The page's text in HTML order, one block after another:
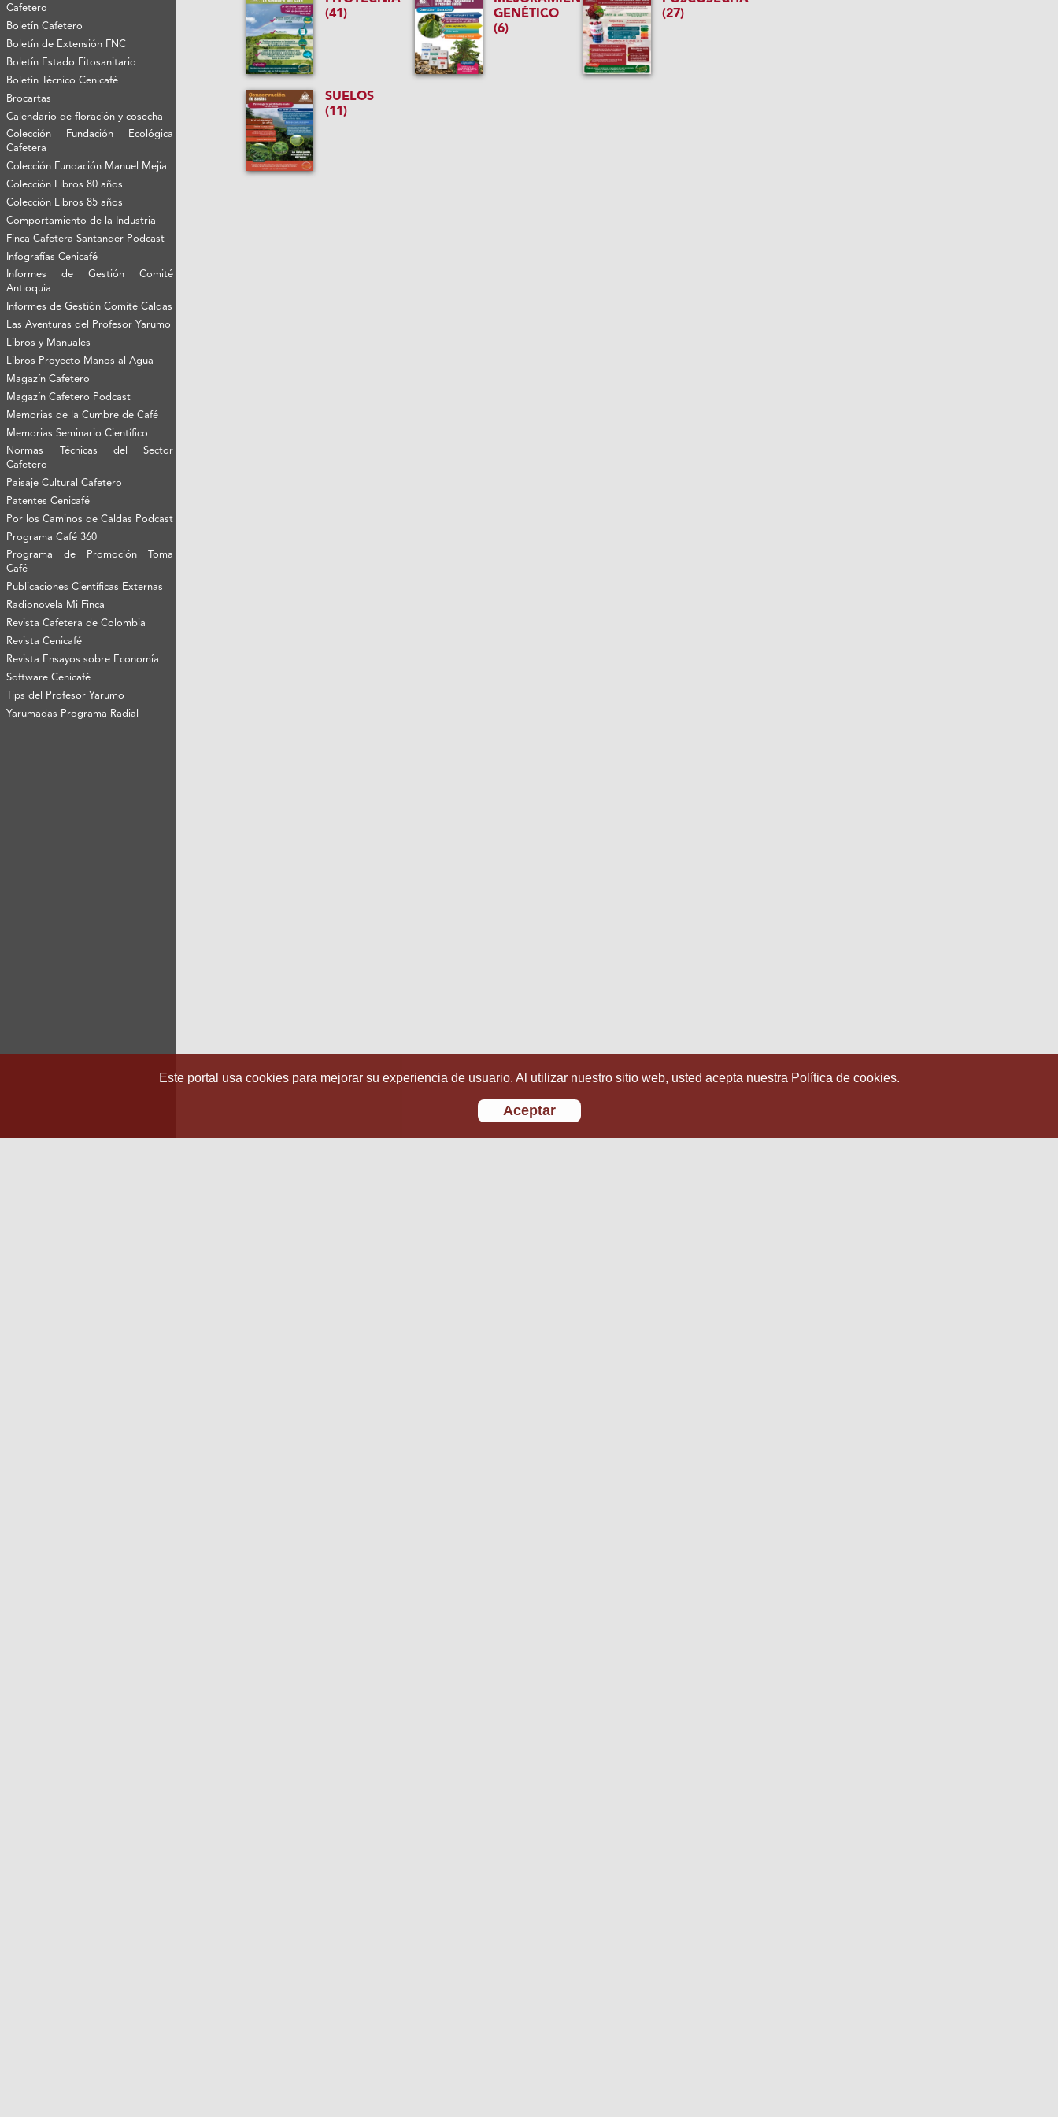
Cafetero
Boletín Cafetero
Boletín de Extensión FNC
Boletín Estado Fitosanitario
Boletín Técnico Cenicafé
Brocartas
Calendario de floración y cosecha
Colección Fundación Ecológica
Cafetera
Colección Fundación Manuel Mejía
Colección Libros 80 años
Colección Libros 85 años
Comportamiento de la Industria
Finca Cafetera Santander Podcast
Infografías Cenicafé
Informes de Gestión Comité
Antioquía
Informes de Gestión Comité Caldas
Las Aventuras del Profesor Yarumo
Libros y Manuales
Libros Proyecto Manos al Agua
Magazín Cafetero
Magazín Cafetero Podcast
Memorias de la Cumbre de Café
Memorias Seminario Científico
Normas Técnicas del Sector
Cafetero
Paisaje Cultural Cafetero
Patentes Cenicafé
Por los Caminos de Caldas Podcast
Programa Café 360
Programa de Promoción Toma
Café
Publicaciones Científicas Externas
Radionovela Mi Finca
Revista Cafetera de Colombia
Revista Cenicafé
Revista Ensayos sobre Economía
Software Cenicafé
Tips del Profesor Yarumo
Yarumadas Programa Radial
(41)
GENÉTICO
(6)
(27)
SUELOS
(11)
Este portal usa cookies para mejorar su experiencia de usuario. Al utilizar nuestro sitio web, usted acepta nuestra Política de cookies.
Aceptar